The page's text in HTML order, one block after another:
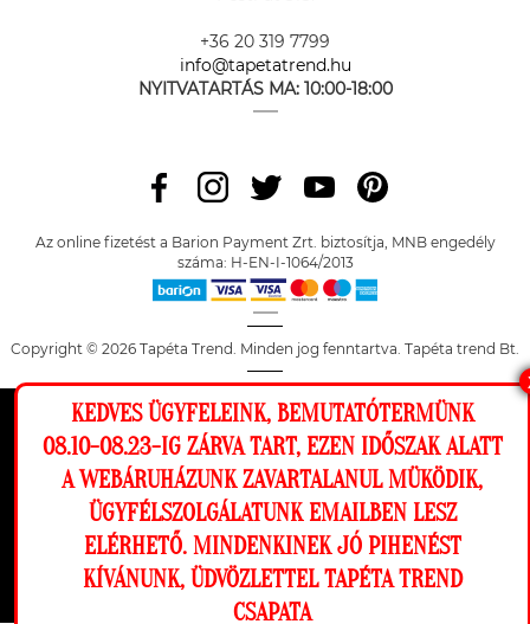
Ez a weboldal cookie-kat használ, hogy a
lehető legjobb élményt nyújtsa honlapunkon.
Beállítások
Elutasítom Engedélyezem
+36 20 319 7799
info@tapetatrend.hu
NYITVATARTÁS MA: 10:00-18:00
Az online fizetést a Barion Payment Zrt. biztosítja, MNB engedély
száma: H-EN-I-1064/2013
Copyright © 2026 Tapéta Trend. Minden jog fenntartva. Tapéta trend Bt.
KEDVES ÜGYFELEINK, BEMUTATÓTERMÜNK
08.10-08.23-IG ZÁRVA TART, EZEN IDŐSZAK ALATT
A WEBÁRUHÁZUNK ZAVARTALANUL MÜKÖDIK,
ÜGYFÉLSZOLGÁLATUNK EMAILBEN LESZ
ELÉRHETŐ. MINDENKINEK JÓ PIHENÉST
KÍVÁNUNK, ÜDVÖZLETTEL TAPÉTA TREND
CSAPATAMegnézem a falamon